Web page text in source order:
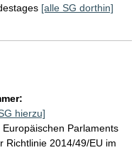
[alle SG dorthin]
hierzu]
Parlaments
Richtlinie 2014/49/EU im